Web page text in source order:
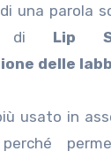
una parola
di Lip
delle
usato in
perché